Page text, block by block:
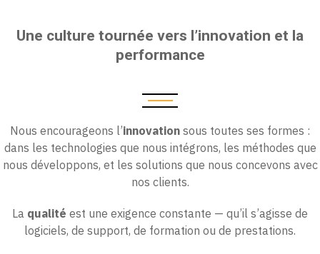
Une culture tournée vers l’innovation et la
performance
Nous encourageons l’innovation sous toutes ses formes :
dans les technologies que nous intégrons, les méthodes que
nous développons, et les solutions que nous concevons avec
nos clients.
La qualité est une exigence constante — qu’il s’agisse de
logiciels, de support, de formation ou de prestations.